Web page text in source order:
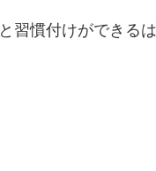
習慣付けができる